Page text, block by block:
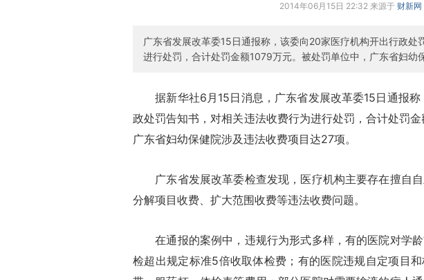
2014年06月15日 22:32 来源于 财新网
广东省发展改革委15日通报称，该委向20家医疗机构开出行政处
进行处罚，合计处罚金额1079万元。被处罚单位中，广东省妇幼
据新华社6月15日消息，广东省发展改革委15日通报称
政处罚告知书，对相关违法收费行为进行处罚，合计处罚
广东省妇幼保健院涉及违法收费项目达27项。
广东省发展改革委检查发现，医疗机构主要存在擅自自
分解项目收费、扩大范围收费等违法收费问题。
在通报的案例中，违规行为形式多样，有的医院对学龄
检超出规定标准5倍收取体检费；有的医院违规自定项目